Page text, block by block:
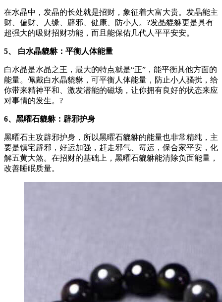
在水晶中，发晶的长处就是招财，象征着大富大贵。发晶能主
财、偏财、人缘、辟邪、健康、防小人。?发晶貔貅更是具有
超强大的吸财招财功能，而且能保佑几代人平平安安。
5、 白水晶貔貅：平衡人体能量
白水晶是水晶之王，最大的特点就是“正”，能平衡其他方面的
能量。佩戴白水晶貔貅，可平衡人体能量，防止小人骚扰，给
你带来精神平和、激发潜能的磁场，让你拥有良好的状态来应
对事情的发生。?
6、黑曜石貔貅：辟邪护身
黑曜石主攻辟邪护身，所以黑曜石貔貅的能量也非常精纯，主
要是镇宅辟邪，好运加强，赶走邪气、霉运，保合家平安，化
解五黄大煞。在招财的基础上，黑曜石貔貅能清除负面能量，
改善睡眠质量。